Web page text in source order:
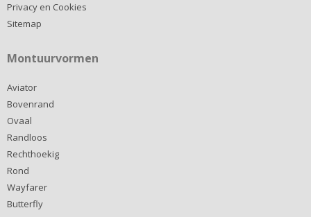
Privacy en Cookies
Sitemap
Montuurvormen
Aviator
Bovenrand
Ovaal
Randloos
Rechthoekig
Rond
Wayfarer
Butterfly